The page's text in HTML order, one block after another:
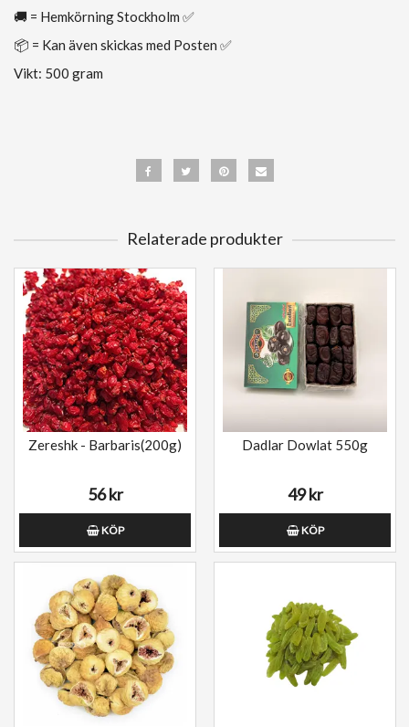
🚚 = Hemkörning Stockholm ✅
📦 = Kan även skickas med Posten ✅
Vikt: 500 gram
Relaterade produkter
Zereshk - Barbaris(200g)
56 kr
KÖP
Dadlar Dowlat 550g
49 kr
KÖP